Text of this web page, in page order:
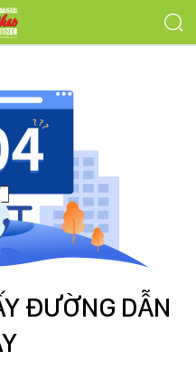
ĐƯỜNG DẪN